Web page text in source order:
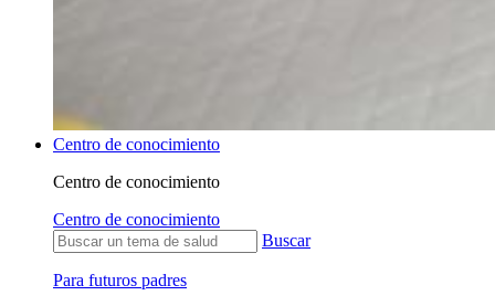
Centro de conocimiento
Centro de conocimiento
Centro de conocimiento
Buscar
Para futuros padres